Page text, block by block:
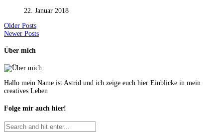
22. Januar 2018
Older Posts
Newer Posts
Über mich
Hallo mein Name ist Astrid und ich zeige euch hier Einblicke in mein
creatives Leben
Folge mir auch hier!